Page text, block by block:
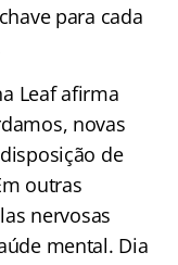
para cada
Leaf afirma
novas
de
outras
nervosas
mental. Dia